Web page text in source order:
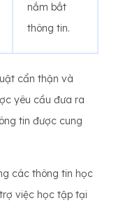
nắm bắt
thông tin.
cẩn thận và
yêu cầu đưa ra
tin được cung
các thông tin học
việc học tập tại